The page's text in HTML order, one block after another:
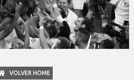
VOLVER HOME